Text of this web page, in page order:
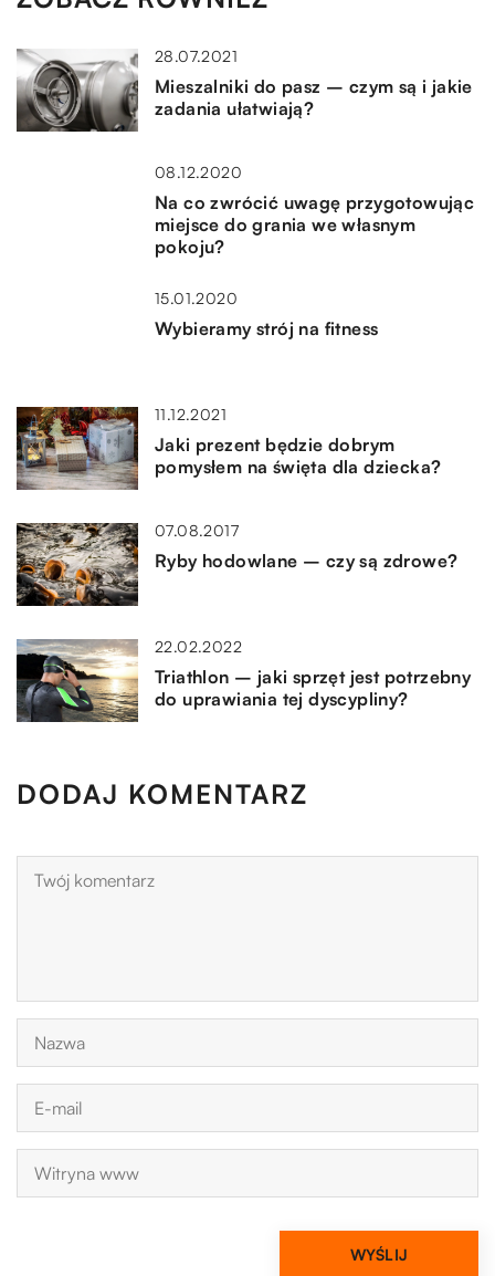
28.07.2021
Mieszalniki do pasz – czym są i jakie
zadania ułatwiają?
08.12.2020
Na co zwrócić uwagę przygotowując
miejsce do grania we własnym
pokoju?
15.01.2020
Wybieramy strój na fitness
11.12.2021
Jaki prezent będzie dobrym
pomysłem na święta dla dziecka?
07.08.2017
Ryby hodowlane – czy są zdrowe?
22.02.2022
Triathlon – jaki sprzęt jest potrzebny
do uprawiania tej dyscypliny?
DODAJ KOMENTARZ